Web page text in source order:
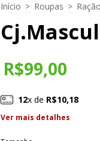
Início > Roupas > Ração
R$99,00
12x de R$10,18
Ver mais detalhes